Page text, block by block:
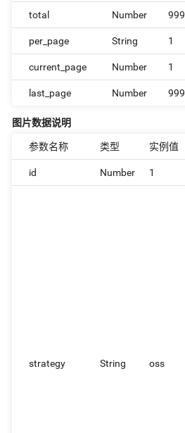
total Number 999
per_page String 1
current_page Number 1
last_page Number 999
图片数据说明
参数名称 类型 实例值
id Number 1
strategy String oss